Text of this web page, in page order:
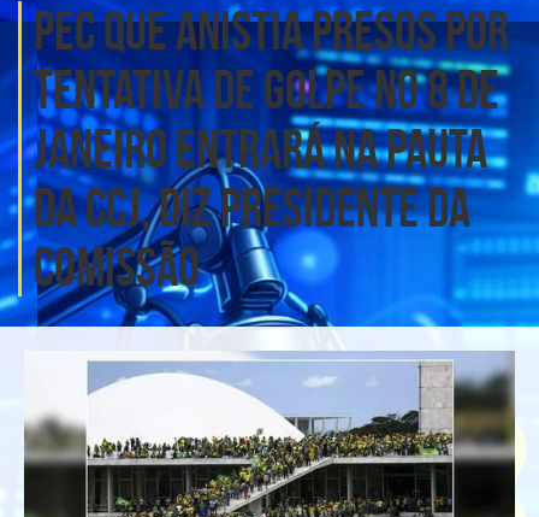
PEC que anistia presos por
tentativa de golpe no 8 de
janeiro entrará na pauta
da CCJ, diz presidente da
comissão